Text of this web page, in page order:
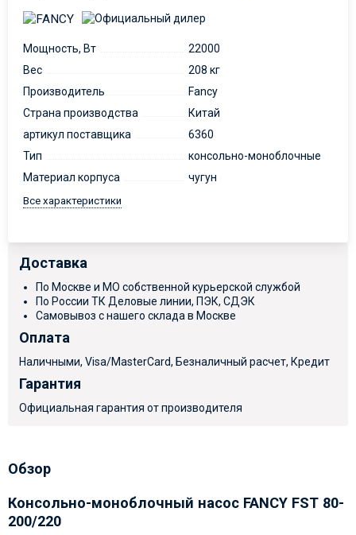
Мощность, Вт
22000
Вес
208 кг
Производитель
Fancy
Страна производства
Китай
артикул поставщика
6360
Тип
консольно-моноблочные
Материал корпуса
чугун
Все характеристики
Доставка
По Москве и МО собственной курьерской службой
По России ТК Деловые линии, ПЭК, СДЭК
Самовывоз с нашего склада в Москве
Оплата
Наличными, Visa/MasterCard, Безналичный расчет, Кредит
Гарантия
Официальная гарантия от производителя
Обзор
Консольно-моноблочный насос FANCY FST 80-
200/220